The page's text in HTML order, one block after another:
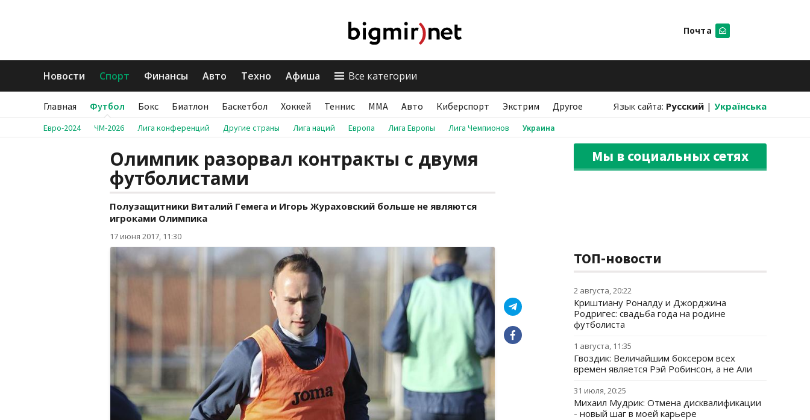
Почта
Новости Спорт Финансы Авто Техно Афиша Все категории
Главная Футбол Бокс Биатлон Баскетбол Хоккей Теннис ММА Авто Киберспорт Экстрим Другое Язык сайта: Русский | Українська
Евро-2024 ЧМ-2026 Лига конференций Другие страны Лига наций Европа Лига Европы Лига Чемпионов Украина
Олимпик разорвал контракты с двумя
футболистами
Полузащитники Виталий Гемега и Игорь Жураховский больше не являются
игроками Олимпика
17 июня 2017, 11:30
Мы в социальных сетях
ТОП-новости
2 августа, 20:22
Криштиану Роналду и Джорджина
Родригес: свадьба года на родине
футболиста
1 августа, 11:35
Гвоздик: Величайшим боксером всех
времен является Рэй Робинсон, а не Али
31 июля, 20:25
Михаил Мудрик: Отмена дисквалификации
- новый шаг в моей карьере